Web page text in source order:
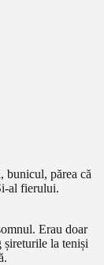
bunicul, părea că
al fierului.
Erau doar
șireturile la teniși